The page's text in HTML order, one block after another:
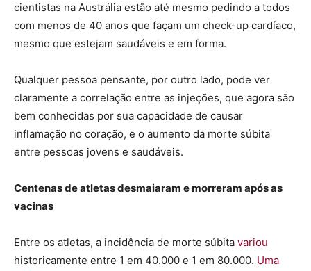
cientistas na Austrália estão até mesmo pedindo a todos
com menos de 40 anos que façam um check-up cardíaco,
mesmo que estejam saudáveis ​​e em forma.
Qualquer pessoa pensante, por outro lado, pode ver
claramente a correlação entre as injeções, que agora são
bem conhecidas por sua capacidade de causar
inflamação no coração, e o aumento da morte súbita
entre pessoas jovens e saudáveis.
Centenas de atletas desmaiaram e morreram após as
vacinas
Entre os atletas, a incidência de morte súbita variou
historicamente entre 1 em 40.000 e 1 em 80.000. Uma